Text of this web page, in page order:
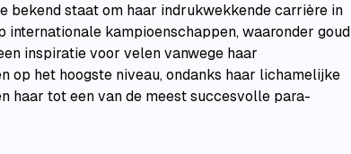
bekend staat om haar indrukwekkende carrière in
kampioenschappen, waaronder goud
inspiratie voor velen vanwege haar
op het hoogste niveau, ondanks haar lichamelijke
haar tot een van de meest succesvolle para-